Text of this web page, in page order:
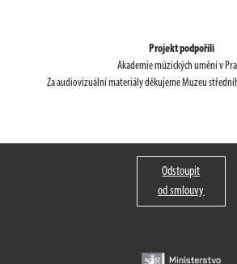
Projekt podpořili
Akademie múzických umění v
Za audiovizuální materiály děkujeme Muzeu
Odstoupit
od smlouvy